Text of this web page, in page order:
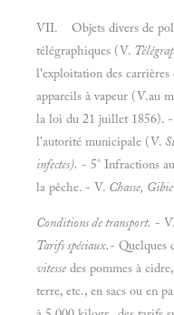
VII. Objets divers de
télégraphiques (V.
l'exploitation des carrières
appareils à vapeur (V.au
la loi du 21 juillet 1856). -
l'autorité municipale (V.
infectes). - 5° Infractions
la pêche. - V. Chasse,
Conditions de transport. - V.
Tarifs spéciaux.- Quelques
vitesse des pommes à
terre, etc., en sacs ou en